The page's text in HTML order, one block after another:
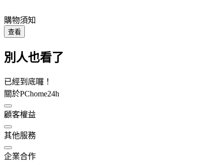
購物須知
查看
別人也看了
已經到底囉！
關於PChome24h
顧客權益
其他服務
企業合作